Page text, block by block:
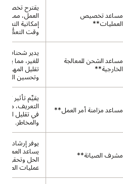
مساعد تخصيص
العمليات**
يقترح
العمل، مما
إمكانية
وقت التعطُّل.
مساعد الشحن للمعالجة
الخارجية**
يدير شحنات
للغير، مما
تقليل المهام
وتحسين
مساعد مزامنة أمر العمل**
يقيِّم تأثير
التعريف، مما
في تقليل
والمخاطر.
مشرف الصيانة**
يوفر إرشادات
يساعد
الحل وتحقيق
عمليات